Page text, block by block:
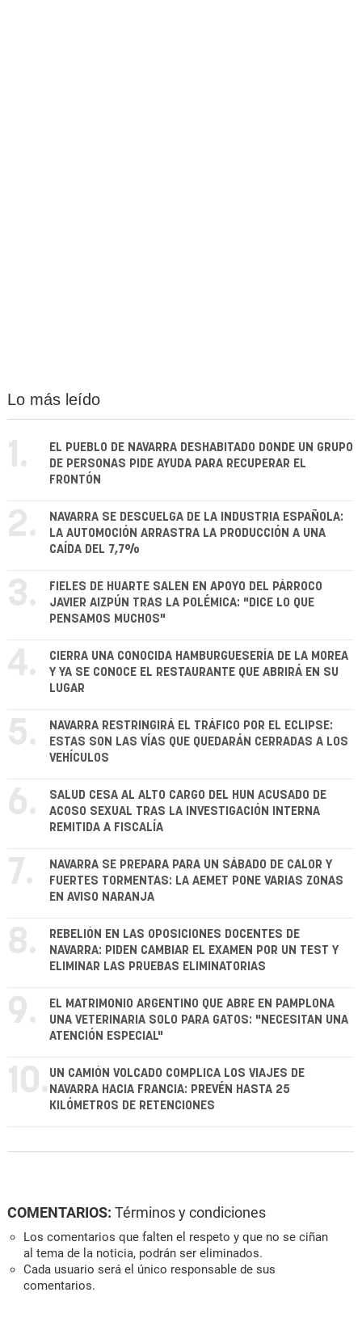
Lo más leído
1.
EL PUEBLO DE NAVARRA DESHABITADO DONDE UN GRUPO
DE PERSONAS PIDE AYUDA PARA RECUPERAR EL
FRONTÓN
2.
NAVARRA SE DESCUELGA DE LA INDUSTRIA ESPAÑOLA:
LA AUTOMOCIÓN ARRASTRA LA PRODUCCIÓN A UNA
CAÍDA DEL 7,7%
3.
FIELES DE HUARTE SALEN EN APOYO DEL PÁRROCO
JAVIER AIZPÚN TRAS LA POLÉMICA: "DICE LO QUE
PENSAMOS MUCHOS"
4.
CIERRA UNA CONOCIDA HAMBURGUESERÍA DE LA MOREA
Y YA SE CONOCE EL RESTAURANTE QUE ABRIRÁ EN SU
LUGAR
5.
NAVARRA RESTRINGIRÁ EL TRÁFICO POR EL ECLIPSE:
ESTAS SON LAS VÍAS QUE QUEDARÁN CERRADAS A LOS
VEHÍCULOS
6.
SALUD CESA AL ALTO CARGO DEL HUN ACUSADO DE
ACOSO SEXUAL TRAS LA INVESTIGACIÓN INTERNA
REMITIDA A FISCALÍA
7.
NAVARRA SE PREPARA PARA UN SÁBADO DE CALOR Y
FUERTES TORMENTAS: LA AEMET PONE VARIAS ZONAS
EN AVISO NARANJA
8.
REBELIÓN EN LAS OPOSICIONES DOCENTES DE
NAVARRA: PIDEN CAMBIAR EL EXAMEN POR UN TEST Y
ELIMINAR LAS PRUEBAS ELIMINATORIAS
9.
EL MATRIMONIO ARGENTINO QUE ABRE EN PAMPLONA
UNA VETERINARIA SOLO PARA GATOS: "NECESITAN UNA
ATENCIÓN ESPECIAL"
10. UN CAMIÓN VOLCADO COMPLICA LOS VIAJES DE
NAVARRA HACIA FRANCIA: PREVÉN HASTA 25
KILÓMETROS DE RETENCIONES
COMENTARIOS: Términos y condiciones
Los comentarios que falten el respeto y que no se ciñan
al tema de la noticia, podrán ser eliminados.
Cada usuario será el único responsable de sus
comentarios.